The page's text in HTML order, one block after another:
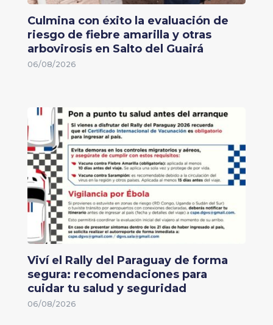
Culmina con éxito la evaluación de
riesgo de fiebre amarilla y otras
arbovirosis en Salto del Guairá
06/08/2026
Viví el Rally del Paraguay de forma
segura: recomendaciones para
cuidar tu salud y seguridad
06/08/2026